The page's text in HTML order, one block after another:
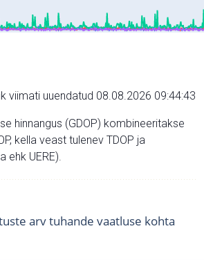
viimati uuendatud 08.08.2026 09:44:43
hinnangus (GDOP) kombineeritakse
kella veast tulenev TDOP ja
ehk UERE).
arv tuhande vaatluse kohta